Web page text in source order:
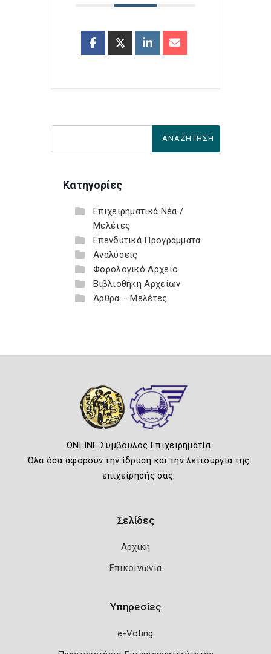
Κατηγορίες
Επιχειρηματικά Νέα /
Μελέτες
Επενδυτικά Προγράμματα
Αναλύσεις
Φορολογικό Αρχείο
Βιβλιοθήκη Αρχείων
Άρθρα – Μελέτες
ONLINE Σύμβουλος Επιχειρηματία
Όλα όσα αφορούν την ίδρυση και την λειτουργία της
επιχείρησής σας.
Σελίδες
Αρχική
Επικοινωνία
Υπηρεσίες
e-Voting